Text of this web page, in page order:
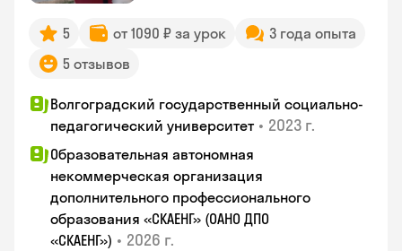
5 от 1090 ₽ за урок
3 года опыта
5 отзывов
Волгоградский государственный социально-
педагогический университет • 2023 г.
Образовательная автономная
некоммерческая организация
дополнительного профессионального
образования «СКАЕНГ» (ОАНО ДПО
«СКАЕНГ») • 2026 г.